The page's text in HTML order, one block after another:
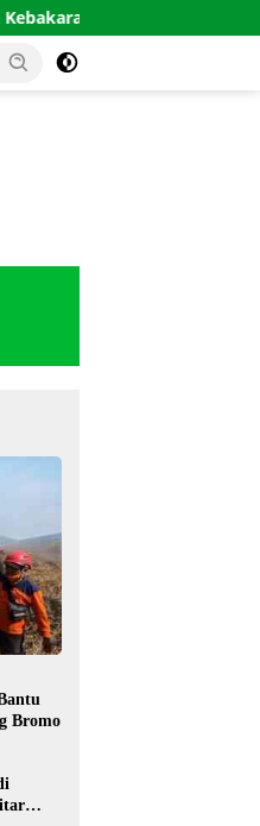
di Gunung Bromo
Bromo